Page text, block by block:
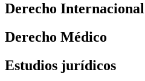
Derecho Internacional
Derecho Médico
Estudios jurídicos